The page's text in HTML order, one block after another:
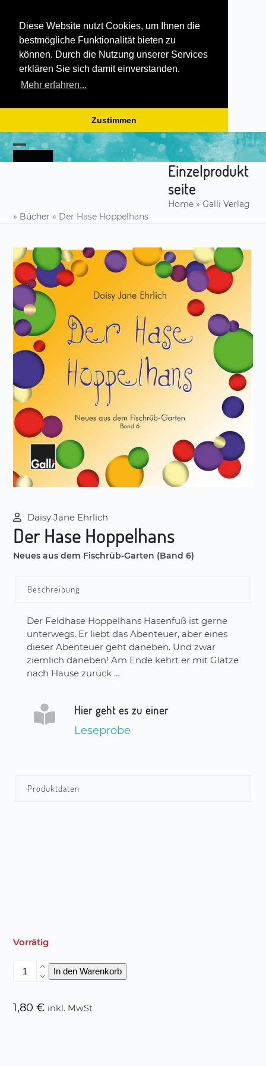
Diese Website nutzt Cookies, um Ihnen die
bestmögliche Funktionalität bieten zu
können. Durch die Nutzung unserer Services
erklären Sie sich damit einverstanden.
Mehr erfahren...
Zustimmen
Skip
to
content
Open
Close
Einzelprodukt
seite
Home» Galli Verlag
» Bücher » Der Hase Hoppelhans
Daisy Jane Ehrlich
Der Hase Hoppelhans
Neues aus dem Fischrüb-Garten (Band 6)
Beschreibung
Der Feldhase Hoppelhans Hasenfuß ist gerne
unterwegs. Er liebt das Abenteuer, aber eines
dieser Abenteuer geht daneben. Und zwar
ziemlich daneben! Am Ende kehrt er mit Glatze
nach Hause zurück …
Hier geht es zu einer
Leseprobe
Produktdaten
Vorrätig
Der
Menge
In den Warenkorb
1,80€ inkl. MwSt